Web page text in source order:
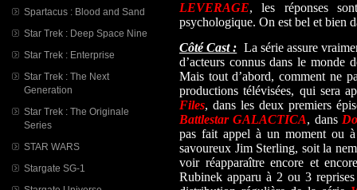
Spartacus : Blood and Sand
Star Trek : Deep Space Nine
Star Trek : Enterprise
Star Trek : The Next
Generation
Star Trek : The Originale
Series
STAR WARS
Stargate SG-1
LEVERAGE, les réponses
psychologique. On est bel et bien
Côté Cast : La série assure
d’acteurs connus dans le monde
Mais tout d’abord, comment ne
productions télévisées, qui sera
Files, dans les deux premiers
Battlestar GALACTICA, dans
pas fait appel à un moment ou
savoureux Jim Sterling, soit la
voir réapparaître encore et
Rubinek apparu à 2 ou 3